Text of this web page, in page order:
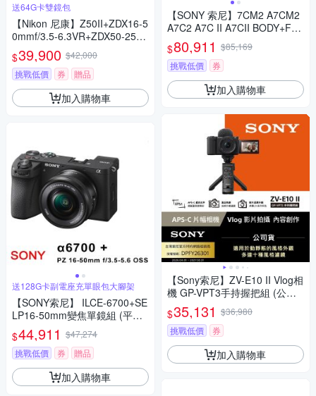
送64G卡雙鏡包
【Nikon 尼康】Z50II+ZDX16-5
0mmf/3.5-6.3VR+ZDX50-250
mm F/4.5-6.3 VR *(平行輸入)
$39,900 $42,000
挑戰低價
券 贈品
加入購物車
送128G卡副電座充單眼包大腳架
【SONY索尼】 ILCE-6700+SE
LP16-50mm變焦單鏡組 (平行
輸入)
$44,911 $47,274
挑戰低價
券 贈品
加入購物車
【SONY 索尼】7CM2 A7CM2
A7C2 A7C II A7CII BODY+FE2
4-105mm G變焦鏡(*(中文平輸)
$80,911 $85,169
挑戰低價
券
加入購物車
【Sony索尼】ZV-E10 II Vlog相
機 GP-VPT3手持握把組 (公司
貨 保固18+6個月)
$35,131 $36,980
挑戰低價
券
加入購物車